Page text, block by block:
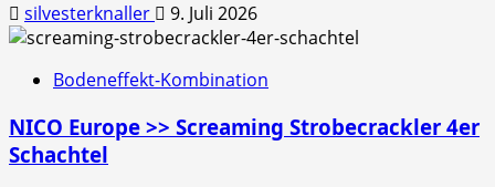
silvesterknaller 9. Juli 2026
Bodeneffekt-Kombination
NICO Europe >> Screaming Strobecrackler 4er
Schachtel